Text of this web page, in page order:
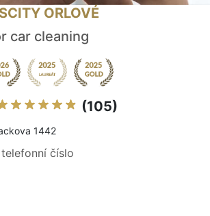
ORLOVÉ
car cleaning
(105)
1442
číslo